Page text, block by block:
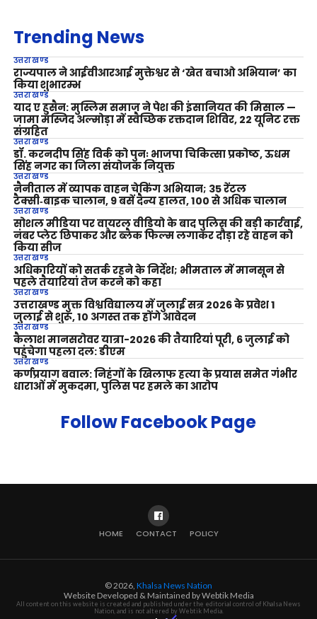
Trending News
उत्तराखण्ड
राज्यपाल ने आईवीआरआई मुक्तेश्वर से ‘खेत बचाओ अभियान’ का
किया शुभारम्भ
उत्तराखण्ड
याद ए हुसैन: मुस्लिम समाज ने पेश की इंसानियत की मिसाल —
जामा मस्जिद अल्मोड़ा में स्वैच्छिक रक्तदान शिविर, 22 यूनिट रक्त
संग्रहित
उत्तराखण्ड
डॉ. करनदीप सिंह विर्क को पुनः भाजपा चिकित्सा प्रकोष्ठ, ऊधम
सिंह नगर का जिला संयोजक नियुक्त
उत्तराखण्ड
नैनीताल में व्यापक वाहन चेकिंग अभियान; 35 रेंटल
टैक्सी‑बाइक चालान, 9 बसें दैन्य हालत, 100 से अधिक चालान
उत्तराखण्ड
सोशल मीडिया पर वायरल वीडियो के बाद पुलिस की बड़ी कार्रवाई,
नंबर प्लेट छिपाकर और ब्लैक फिल्म लगाकर दौड़ा रहे वाहन को
किया सीज
उत्तराखण्ड
अधिकारियों को सतर्क रहने के निर्देश; भीमताल में मानसून से
पहले तैयारियां तेज करने को कहा
उत्तराखण्ड
उत्तराखण्ड मुक्त विश्वविद्यालय में जुलाई सत्र 2026 के प्रवेश 1
जुलाई से शुरू, 10 अगस्त तक होंगे आवेदन
उत्तराखण्ड
कैलाश मानसरोवर यात्रा-2026 की तैयारियां पूरी, 6 जुलाई को
पहुंचेगा पहला दल: डीएम
उत्तराखण्ड
कर्णप्रयाग बवाल: निहंगों के खिलाफ हत्या के प्रयास समेत गंभीर
धाराओं में मुकदमा, पुलिस पर हमले का आरोप
Follow Facebook Page
HOME CONTACT POLICY
© 2026, Khalsa News Nation
Website Developed & Maintained by Webtik Media
All content on this website is created and published under the editorial control of Khalsa News
Nation, and is not altered by Webtik Media.